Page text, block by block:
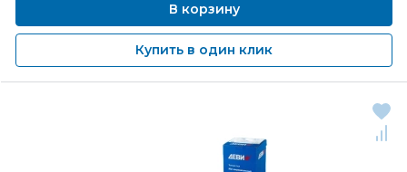
В корзину
Купить в один клик